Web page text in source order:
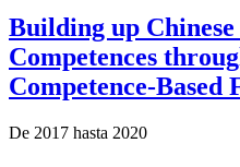
Building up
Competences
Competence-Based
De 2017 hasta 2020